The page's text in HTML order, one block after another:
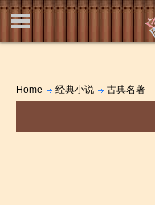
Home 经典小说 古典名著